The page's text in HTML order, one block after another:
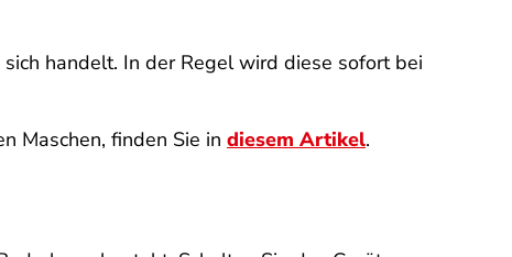
handelt. In der Regel wird diese sofort bei
Maschen, finden Sie in diesem Artikel.